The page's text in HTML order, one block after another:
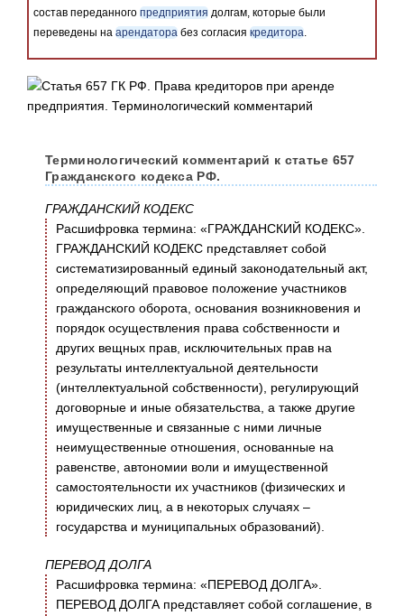
состав переданного предприятия долгам, которые были
переведены на арендатора без согласия кредитора
Терминологический комментарий к статье 657
Гражданского кодекса РФ.
ГРАЖДАНСКИЙ КОДЕКС
Расшифровка термина: «ГРАЖДАНСКИЙ КОДЕКС».
ГРАЖДАНСКИЙ КОДЕКС представляет собой
систематизированный единый законодательный акт,
определяющий правовое положение участников
гражданского оборота, основания возникновения и
порядок осуществления права собственности и
других вещных прав, исключительных прав на
результаты интеллектуальной деятельности
(интеллектуальной собственности), регулирующий
договорные и иные обязательства, а также другие
имущественные и связанные с ними личные
неимущественные отношения, основанные на
равенстве, автономии воли и имущественной
самостоятельности их участников (физических и
юридических лиц, а в некоторых случаях –
государства и муниципальных образований).
ПЕРЕВОД ДОЛГА
Расшифровка термина: «ПЕРЕВОД ДОЛГА».
ПЕРЕВОД ДОЛГА представляет собой соглашение, в